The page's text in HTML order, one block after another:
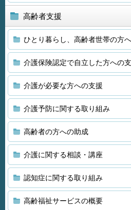
高齢者支援
ひとり暮らし、高齢者世帯の方
介護保険認定で自立した方への
介護が必要な方への支援
介護予防に関する取り組み
高齢者の方への助成
介護に関する相談・講座
認知症に関する取り組み
高齢福祉サービスの概要